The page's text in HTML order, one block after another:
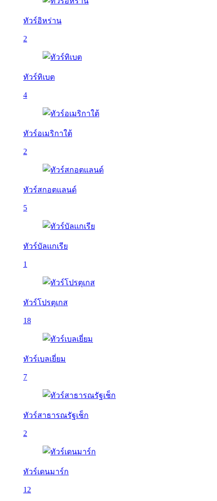
ทัวร์อิหร่าน
2
ทัวร์ทิเบต
4
ทัวร์อเมริกาใต้
2
ทัวร์สกอตแลนด์
5
ทัวร์บัลเเกเรีย
1
ทัวร์โปรตุเกส
18
ทัวร์เบลเยี่ยม
7
ทัวร์สาธารณรัฐเช็ก
2
ทัวร์เดนมาร์ก
12